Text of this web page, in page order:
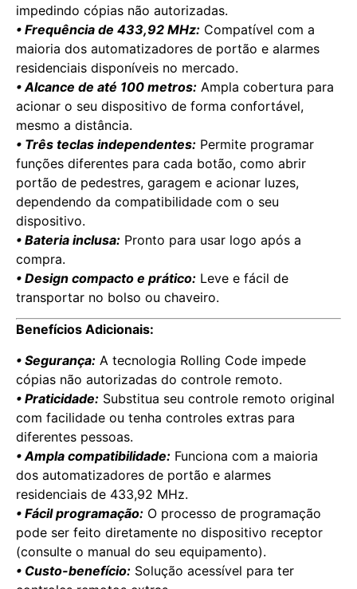
impedindo cópias não autorizadas.
• Frequência de 433,92 MHz: Compatível com a
maioria dos automatizadores de portão e alarmes
residenciais disponíveis no mercado.
• Alcance de até 100 metros: Ampla cobertura para
acionar o seu dispositivo de forma confortável,
mesmo a distância.
• Três teclas independentes: Permite programar
funções diferentes para cada botão, como abrir
portão de pedestres, garagem e acionar luzes,
dependendo da compatibilidade com o seu
dispositivo.
• Bateria inclusa: Pronto para usar logo após a
compra.
• Design compacto e prático: Leve e fácil de
transportar no bolso ou chaveiro.
Benefícios Adicionais:
• Segurança: A tecnologia Rolling Code impede
cópias não autorizadas do controle remoto.
• Praticidade: Substitua seu controle remoto original
com facilidade ou tenha controles extras para
diferentes pessoas.
• Ampla compatibilidade: Funciona com a maioria
dos automatizadores de portão e alarmes
residenciais de 433,92 MHz.
• Fácil programação: O processo de programação
pode ser feito diretamente no dispositivo receptor
(consulte o manual do seu equipamento).
• Custo-benefício: Solução acessível para ter